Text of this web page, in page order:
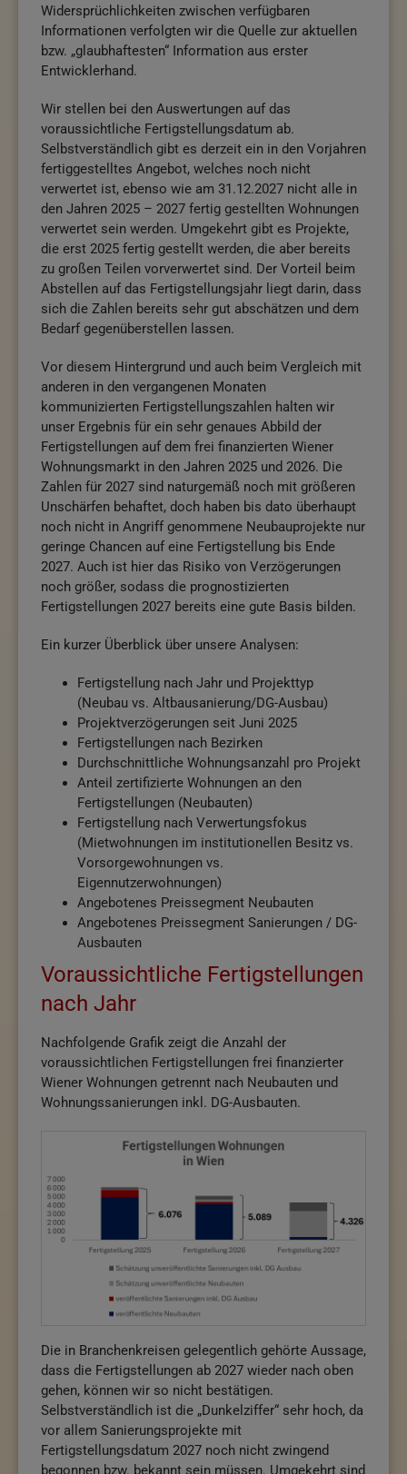
Widersprüchlichkeiten zwischen verfügbaren
Informationen verfolgten wir die Quelle zur aktuellen
bzw. „glaubhaftesten“ Information aus erster
Entwicklerhand.
Wir stellen bei den Auswertungen auf das
voraussichtliche Fertigstellungsdatum ab.
Selbstverständlich gibt es derzeit ein in den Vorjahren
fertiggestelltes Angebot, welches noch nicht
verwertet ist, ebenso wie am 31.12.2027 nicht alle in
den Jahren 2025 – 2027 fertig gestellten Wohnungen
verwertet sein werden. Umgekehrt gibt es Projekte,
die erst 2025 fertig gestellt werden, die aber bereits
zu großen Teilen vorverwertet sind. Der Vorteil beim
Abstellen auf das Fertigstellungsjahr liegt darin, dass
sich die Zahlen bereits sehr gut abschätzen und dem
Bedarf gegenüberstellen lassen.
Vor diesem Hintergrund und auch beim Vergleich mit
anderen in den vergangenen Monaten
kommunizierten Fertigstellungszahlen halten wir
unser Ergebnis für ein sehr genaues Abbild der
Fertigstellungen auf dem frei finanzierten Wiener
Wohnungsmarkt in den Jahren 2025 und 2026. Die
Zahlen für 2027 sind naturgemäß noch mit größeren
Unschärfen behaftet, doch haben bis dato überhaupt
noch nicht in Angriff genommene Neubauprojekte nur
geringe Chancen auf eine Fertigstellung bis Ende
2027. Auch ist hier das Risiko von Verzögerungen
noch größer, sodass die prognostizierten
Fertigstellungen 2027 bereits eine gute Basis bilden.
Ein kurzer Überblick über unsere Analysen:
Fertigstellung nach Jahr und Projekttyp
(Neubau vs. Altbausanierung/DG-Ausbau)
Projektverzögerungen seit Juni 2025
Fertigstellungen nach Bezirken
Durchschnittliche Wohnungsanzahl pro Projekt
Anteil zertifizierte Wohnungen an den
Fertigstellungen (Neubauten)
Fertigstellung nach Verwertungsfokus
(Mietwohnungen im institutionellen Besitz vs.
Vorsorgewohnungen vs.
Eigennutzerwohnungen)
Angebotenes Preissegment Neubauten
Angebotenes Preissegment Sanierungen / DG-
Ausbauten
Voraussichtliche Fertigstellungen
nach Jahr
Nachfolgende Grafik zeigt die Anzahl der
voraussichtlichen Fertigstellungen frei finanzierter
Wiener Wohnungen getrennt nach Neubauten und
Wohnungssanierungen inkl. DG-Ausbauten.
Die in Branchenkreisen gelegentlich gehörte Aussage,
dass die Fertigstellungen ab 2027 wieder nach oben
gehen, können wir so nicht bestätigen.
Selbstverständlich ist die „Dunkelziffer“ sehr hoch, da
vor allem Sanierungsprojekte mit
Fertigstellungsdatum 2027 noch nicht zwingend
begonnen bzw. bekannt sein müssen. Umgekehrt sind